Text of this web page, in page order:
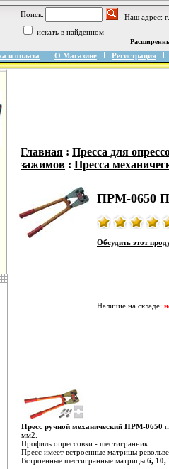
Поиск:
Наш адрес:
искать в найденном
и оплата О Магазине Регистрация
Главная : Пресса для
зажимов : Пресса
ПРМ-0650
Обсудить этот
Наличие на складе:
Пресс ручной механический ПРМ-0650
мм2.
Профиль опрессовки - шестигранник.
Пресс имеет встроенные матрицы
Встроенные шестигранные матрицы 6, 10,